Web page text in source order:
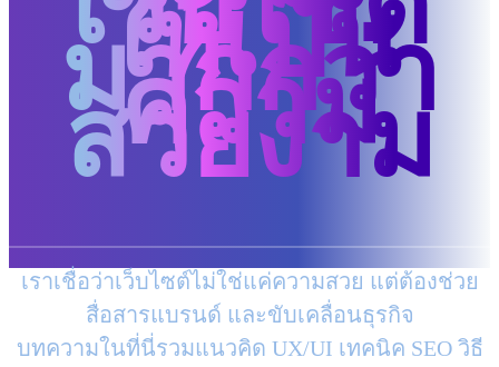
ให้เป็น
มากกว่า
ความ
สวยงาม
เราเชื่อว่าเว็บไซต์ไม่ใช่แค่ความสวย แต่ต้องช่วย
สื่อสารแบรนด์ และขับเคลื่อนธุรกิจ
บทความในที่นี่รวมแนวคิด UX/UI เทคนิค SEO วิธี